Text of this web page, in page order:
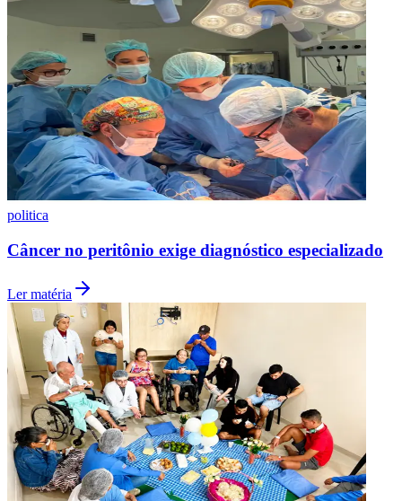
Botafogo
politica
Câncer no peritônio exige diagnóstico especializado
Ler matéria